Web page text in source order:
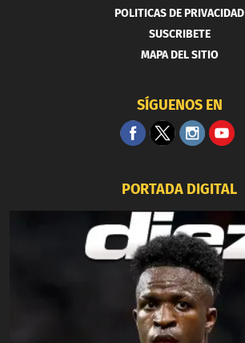
POLITICAS DE PRIVACIDAD
SUSCRIBETE
MAPA DEL SITIO
SÍGUENOS EN
PORTADA DIGITAL